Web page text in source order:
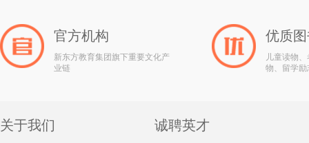
官方机构
新东方教育集团旗下重要文化产
业链
优质
儿童读物
物、留学
关于我们 诚聘英才